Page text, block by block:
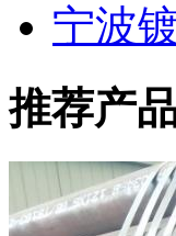
宁波
推荐产